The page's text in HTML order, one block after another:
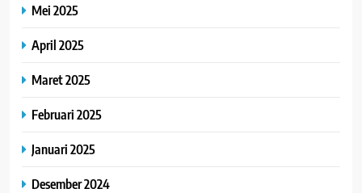
Mei 2025
April 2025
Maret 2025
Februari 2025
Januari 2025
Desember 2024